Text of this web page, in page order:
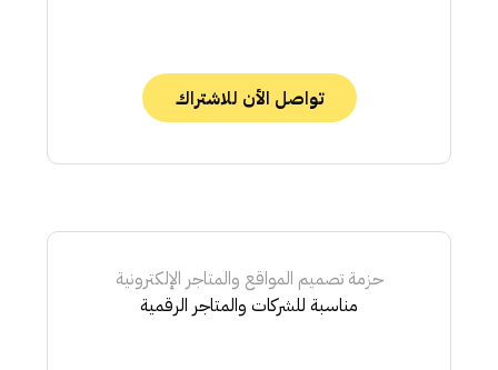
تواصل الأن للاشتراك
حزمة تصميم المواقع والمتاجر الإلكترونية
مناسبة للشركات والمتاجر الرقمية